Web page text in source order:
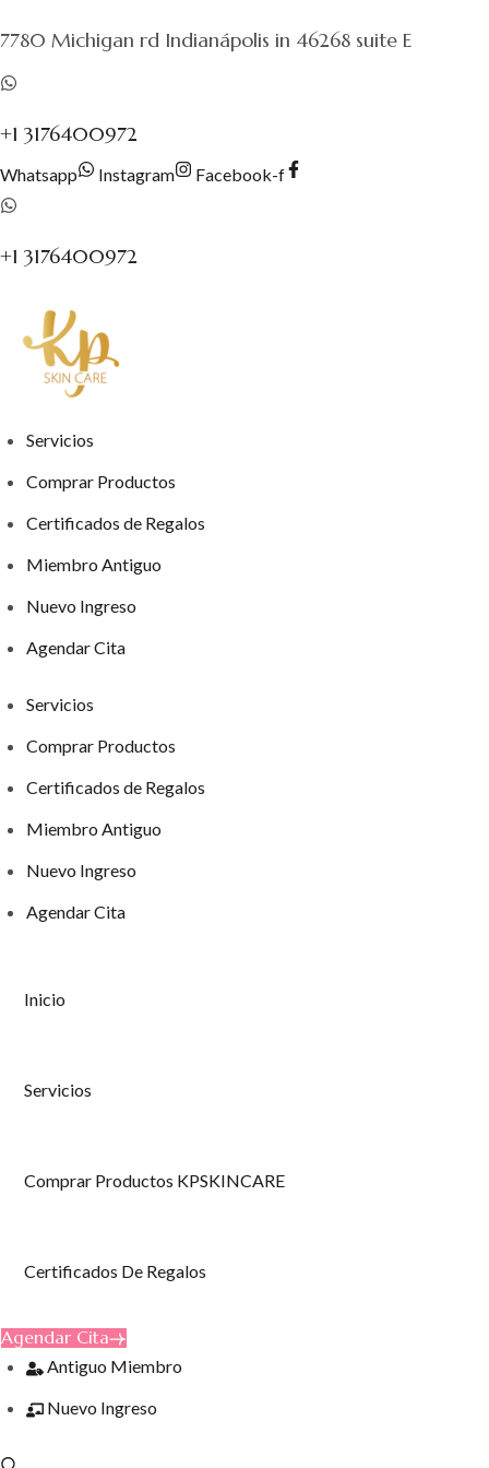
contenido
7780 Michigan rd Indianápolis in 46268 suite E
+1 3176400972
Whatsapp Instagram Facebook-f
+1 3176400972
Servicios
Comprar Productos
Certificados de Regalos
Miembro Antiguo
Nuevo Ingreso
Agendar Cita
Servicios
Comprar Productos
Certificados de Regalos
Miembro Antiguo
Nuevo Ingreso
Agendar Cita
Inicio
Servicios
Comprar Productos KPSKINCARE
Certificados De Regalos
Agendar Cita
Antiguo Miembro
Nuevo Ingreso